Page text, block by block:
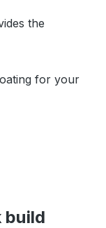
the
for your
build